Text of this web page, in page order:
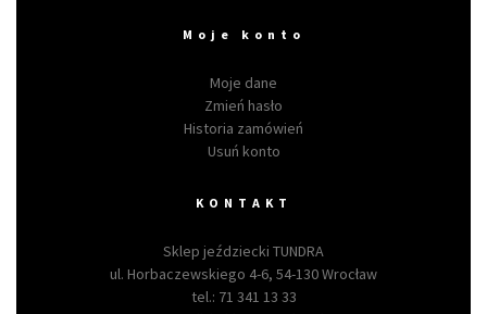
Moje konto
Moje dane
Zmień hasło
Historia zamówień
Usuń konto
KONTAKT
Sklep jeździecki TUNDRA
ul. Horbaczewskiego 4-6, 54-130 Wrocław
tel.: 71 341 13 33